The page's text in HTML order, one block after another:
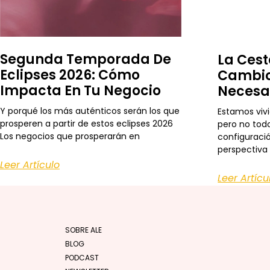
Segunda Temporada De
Eclipses 2026: Cómo
Impacta En Tu Negocio
Y porqué los más auténticos serán los que
prosperen a partir de estos eclipses 2026
Los negocios que prosperarán en
Leer Artículo
La
Estamos
pero no
perspectiva
Leer
SOBRE ALE
BLOG
PODCAST